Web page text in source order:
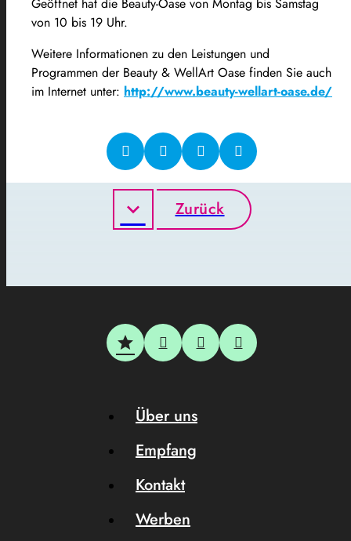
von 10 bis 19 Uhr.
Weitere Informationen zu den Leistungen und
Programmen der Beauty & WellArt Oase finden Sie auch
im Internet unter: http://www.beauty-wellart-oase.de/
Zurück
Über uns
Empfang
Kontakt
Werben